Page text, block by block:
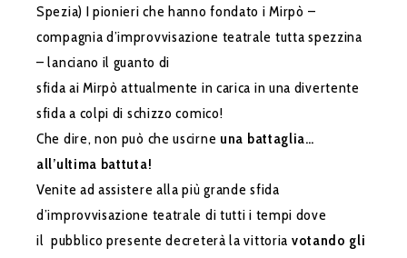
Spezia) I pionieri che hanno fondato i Mirpò –
compagnia d’improvvisazione teatrale tutta spezzina
– lanciano il guanto di
sfida ai Mirpò attualmente in carica in una divertente
sfida a colpi di schizzo comico!
Che dire, non può che uscirne una battaglia…
all’ultima battuta!
Venite ad assistere alla più grande sfida
d’improvvisazione teatrale di tutti i tempi dove
il pubblico presente decreterà la vittoria votando gli